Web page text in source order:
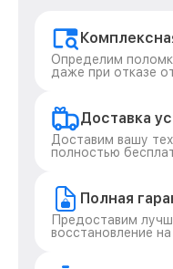
Определим
даже при отказе
Доставка
Доставим вашу
полностью
Полная
Предоставим
восстановление